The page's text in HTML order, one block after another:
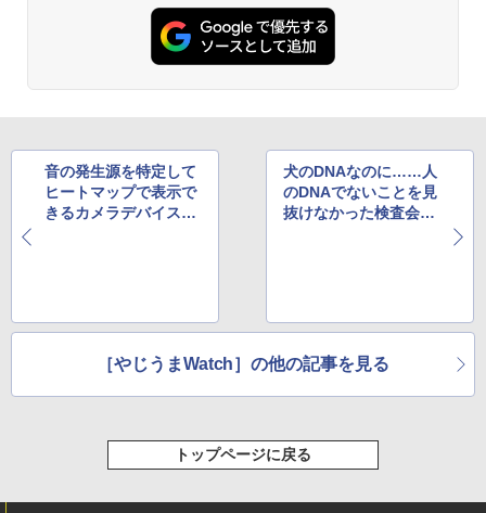
音の発生源を特定して
ヒートマップで表示で
きるカメラデバイス、
犬のDNAなのに……人
のDNAでないことを見
抜けなかった検査会社
［やじうまWatch］の他の記事を見る
トップページに戻る